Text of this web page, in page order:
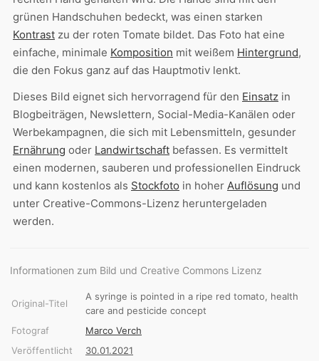
grünen Handschuhen bedeckt, was einen starken
Kontrast zu der roten Tomate bildet. Das Foto hat eine
einfache, minimale Komposition mit weißem Hintergrund,
die den Fokus ganz auf das Hauptmotiv lenkt.
Dieses Bild eignet sich hervorragend für den Einsatz in
Blogbeiträgen, Newslettern, Social-Media-Kanälen oder
Werbekampagnen, die sich mit Lebensmitteln, gesunder
Ernährung oder Landwirtschaft befassen. Es vermittelt
einen modernen, sauberen und professionellen Eindruck
und kann kostenlos als Stockfoto in hoher Auflösung und
unter Creative-Commons-Lizenz heruntergeladen
werden.
Informationen zum Bild und Creative Commons Lizenz
Original-Titel
A syringe is pointed in a ripe red tomato, health
care and pesticide concept
Fotograf
Marco Verch
Veröffentlicht
30.01.2021